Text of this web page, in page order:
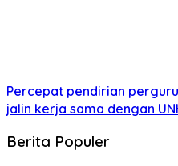
Percepat pendirian
jalin kerja sama dengan
Berita Populer